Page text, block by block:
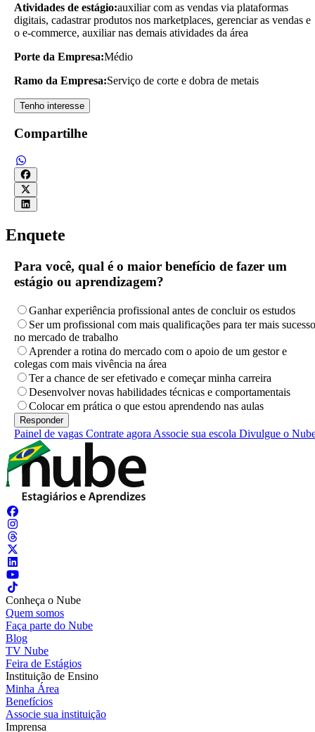
Atividades de estágio:auxiliar com as vendas via plataformas
digitais, cadastrar produtos nos marketplaces, gerenciar as vendas e
o e-commerce, auxiliar nas demais atividades da área
Porte da Empresa:Médio
Ramo da Empresa:Serviço de corte e dobra de metais
Tenho interesse
Compartilhe
Enquete
Para você, qual é o maior benefício de fazer um
estágio ou aprendizagem?
Ganhar experiência profissional antes de concluir os estudos
Ser um profissional com mais qualificações para ter mais sucesso
no mercado de trabalho
Aprender a rotina do mercado com o apoio de um gestor e
colegas com mais vivência na área
Ter a chance de ser efetivado e começar minha carreira
Desenvolver novas habilidades técnicas e comportamentais
Colocar em prática o que estou aprendendo nas aulas
Painel de vagas Contrate agora Associe sua escola Divulgue o
Conheça o Nube
Quem somos
Faça parte do Nube
Blog
TV Nube
Feira de Estágios
Instituição de Ensino
Minha Área
Benefícios
Associe sua instituição
Imprensa